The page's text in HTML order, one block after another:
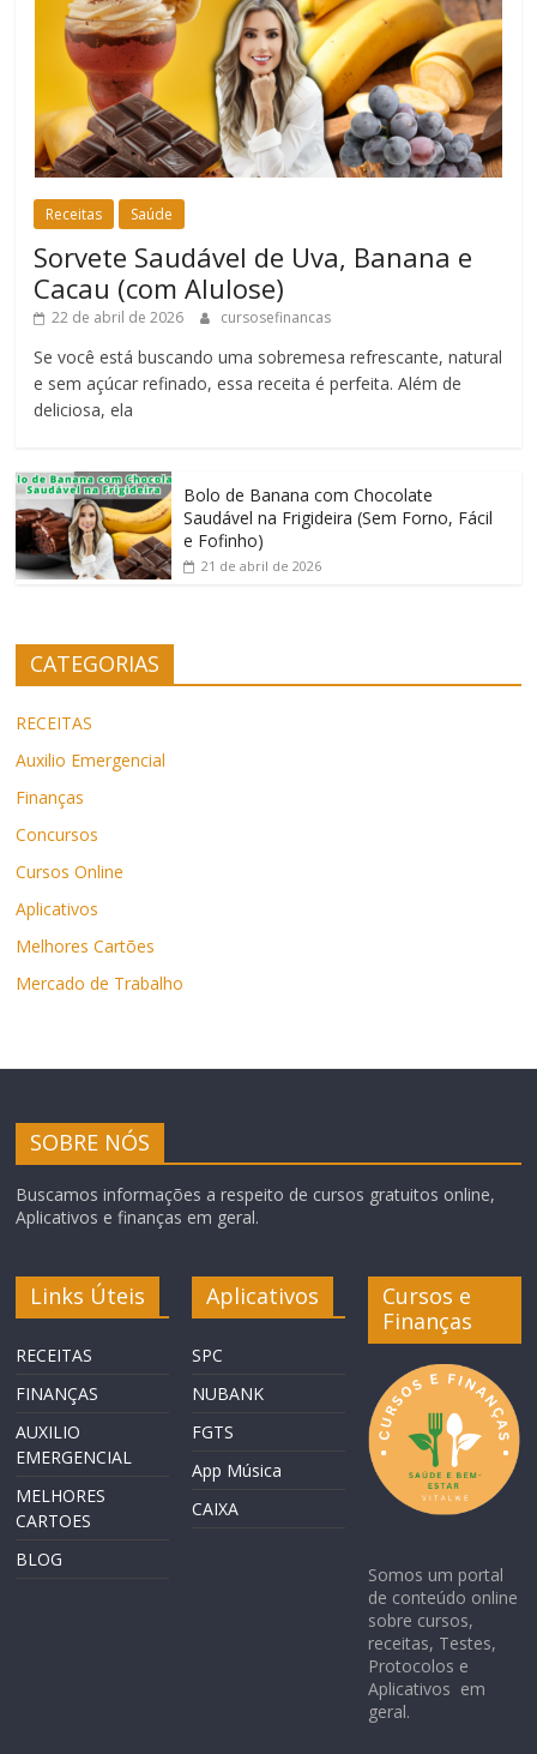
Receitas Saúde
Sorvete Saudável de Uva, Banana e
Cacau (com Alulose)
22 de abril de 2026 cursosefinancas
Se você está buscando uma sobremesa refrescante, natural
e sem açúcar refinado, essa receita é perfeita. Além de
deliciosa, ela
Bolo de Banana com Chocolate
Saudável na Frigideira (Sem Forno, Fácil
e Fofinho)
21 de abril de 2026
CATEGORIAS
RECEITAS
Auxilio Emergencial
Finanças
Concursos
Cursos Online
Aplicativos
Melhores Cartões
Mercado de Trabalho
SOBRE NÓS
Buscamos informações a respeito de cursos gratuitos online,
Aplicativos e finanças em geral.
Links Úteis
RECEITAS
FINANÇAS
AUXILIO
EMERGENCIAL
MELHORES
CARTOES
BLOG
Aplicativos
SPC
NUBANK
FGTS
App Música
CAIXA
Cursos e
Finanças
Somos um portal
de conteúdo online
sobre cursos,
receitas, Testes,
Protocolos e
Aplicativos em
geral.